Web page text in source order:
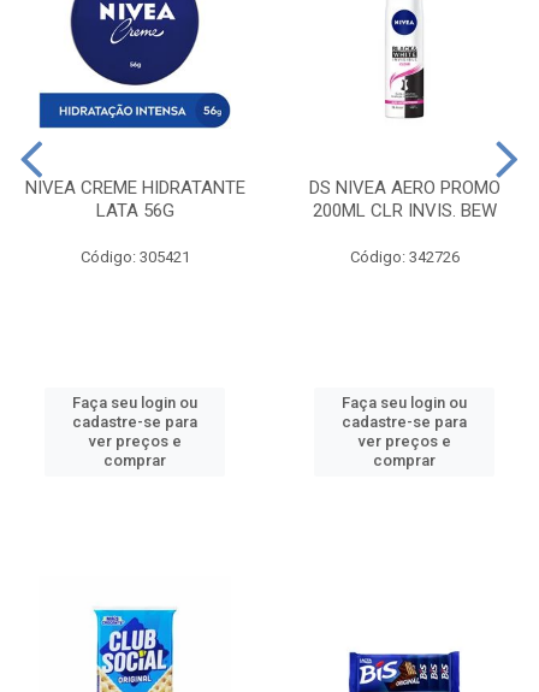
NIVEA CREME HIDRATANTE
LATA 56G
Código: 305421
Faça seu login ou
cadastre-se para
ver preços e
comprar
DS NIVEA AERO PROMO
200ML CLR INVIS. BEW
Código: 342726
Faça seu login ou
cadastre-se para
ver preços e
comprar